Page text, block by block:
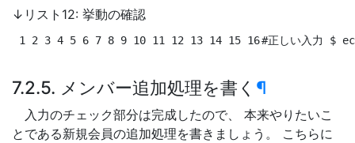
↓リスト12: 挙動の確認
1 2 3 4 5 6 7 8 9 10 11 12 13 14 15 16#正しい入力 $
7.2.5. メンバー追加処理を書く ¶
入力のチェック部分は完成したので、 本来やりたいこ
とである新規会員の追加処理を書きましょう。 こちらに